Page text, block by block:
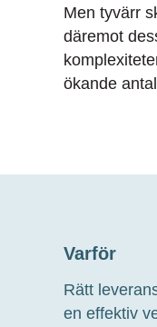
Men tyvärr
däremot
ökande
Varför
Rätt
en effektiv